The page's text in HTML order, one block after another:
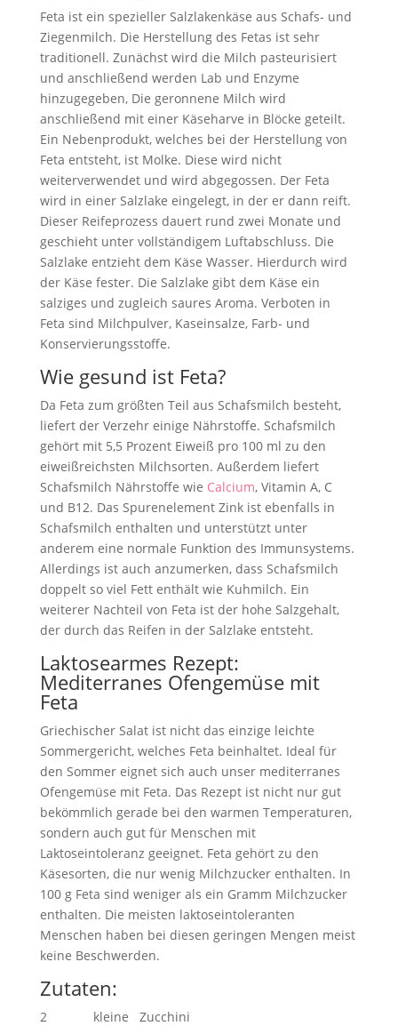
Feta ist ein spezieller Salzlakenkäse aus Schafs- und
Ziegenmilch. Die Herstellung des Fetas ist sehr
traditionell. Zunächst wird die Milch pasteurisiert
und anschließend werden Lab und Enzyme
hinzugegeben, Die geronnene Milch wird
anschließend mit einer Käseharve in Blöcke geteilt.
Ein Nebenprodukt, welches bei der Herstellung von
Feta entsteht, ist Molke. Diese wird nicht
weiterverwendet und wird abgegossen. Der Feta
wird in einer Salzlake eingelegt, in der er dann reift.
Dieser Reifeprozess dauert rund zwei Monate und
geschieht unter vollständigem Luftabschluss. Die
Salzlake entzieht dem Käse Wasser. Hierdurch wird
der Käse fester. Die Salzlake gibt dem Käse ein
salziges und zugleich saures Aroma. Verboten in
Feta sind Milchpulver, Kaseinsalze, Farb- und
Konservierungsstoffe.
Wie gesund ist Feta?
Da Feta zum größten Teil aus Schafsmilch besteht,
liefert der Verzehr einige Nährstoffe. Schafsmilch
gehört mit 5,5 Prozent Eiweiß pro 100 ml zu den
eiweißreichsten Milchsorten. Außerdem liefert
Schafsmilch Nährstoffe wie Calcium, Vitamin A, C
und B12. Das Spurenelement Zink ist ebenfalls in
Schafsmilch enthalten und unterstützt unter
anderem eine normale Funktion des Immunsystems.
Allerdings ist auch anzumerken, dass Schafsmilch
doppelt so viel Fett enthält wie Kuhmilch. Ein
weiterer Nachteil von Feta ist der hohe Salzgehalt,
der durch das Reifen in der Salzlake entsteht.
Laktosearmes Rezept:
Mediterranes Ofengemüse mit
Feta
Griechischer Salat ist nicht das einzige leichte
Sommergericht, welches Feta beinhaltet. Ideal für
den Sommer eignet sich auch unser mediterranes
Ofengemüse mit Feta. Das Rezept ist nicht nur gut
bekömmlich gerade bei den warmen Temperaturen,
sondern auch gut für Menschen mit
Laktoseintoleranz geeignet. Feta gehört zu den
Käsesorten, die nur wenig Milchzucker enthalten. In
100 g Feta sind weniger als ein Gramm Milchzucker
enthalten. Die meisten laktoseintoleranten
Menschen haben bei diesen geringen Mengen meist
keine Beschwerden.
Zutaten:
2 kleine Zucchini